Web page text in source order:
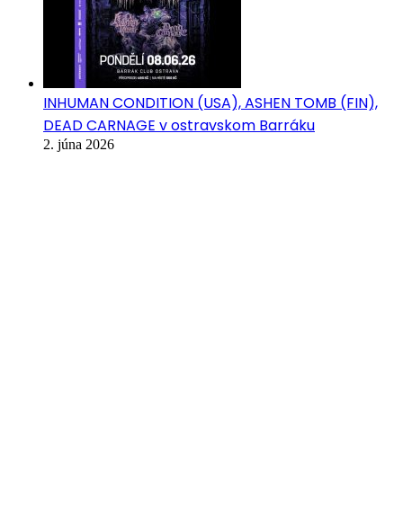
INHUMAN CONDITION (USA), ASHEN TOMB (FIN),
DEAD CARNAGE v ostravskom Barráku
2. júna 2026